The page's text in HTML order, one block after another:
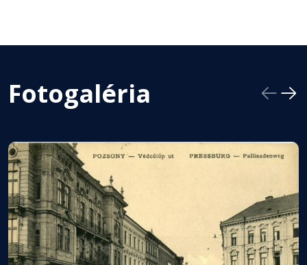
Fotogaléria